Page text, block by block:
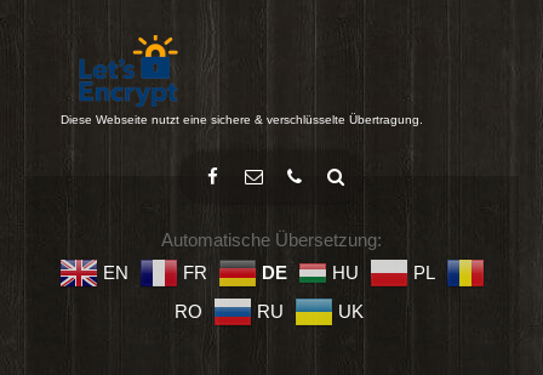
Diese Webseite nutzt eine sichere & verschlüsselte Übertragung.
Automatische Übersetzung:
EN
FR DE HU
PL
RO
RU UK